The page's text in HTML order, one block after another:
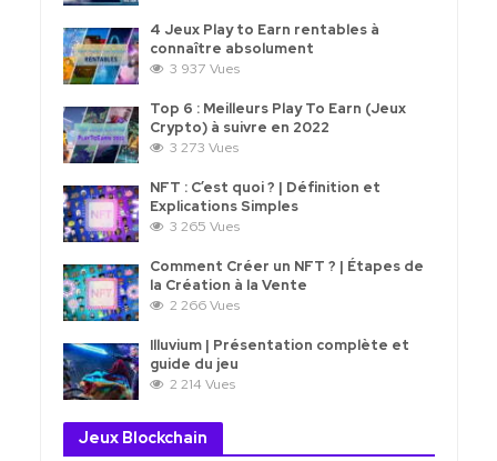
4 Jeux Play to Earn rentables à
connaître absolument
3 937 Vues
Top 6 : Meilleurs Play To Earn (Jeux
Crypto) à suivre en 2022
3 273 Vues
NFT : C’est quoi ? | Définition et
Explications Simples
3 265 Vues
Comment Créer un NFT ? | Étapes de
la Création à la Vente
2 266 Vues
Illuvium | Présentation complète et
guide du jeu
2 214 Vues
Jeux Blockchain